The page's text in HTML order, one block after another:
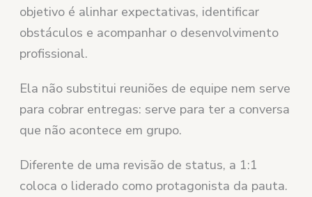
objetivo é alinhar expectativas, identificar
obstáculos e acompanhar o desenvolvimento
profissional.
Ela não substitui reuniões de equipe nem serve
para cobrar entregas: serve para ter a conversa
que não acontece em grupo.
Diferente de uma revisão de status, a 1:1
coloca o liderado como protagonista da pauta.